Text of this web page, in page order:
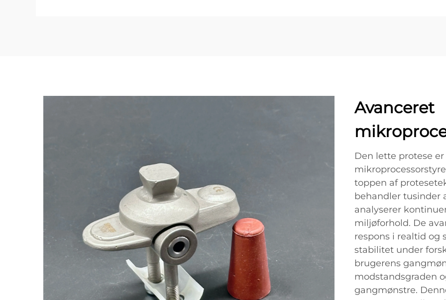
Avanceret
Den lette protese
toppen af
behandler tusinder
analyserer
miljøforhold. De
respons i realtid og
stabilitet under
brugerens
modstandsgraden
gangmønstre.